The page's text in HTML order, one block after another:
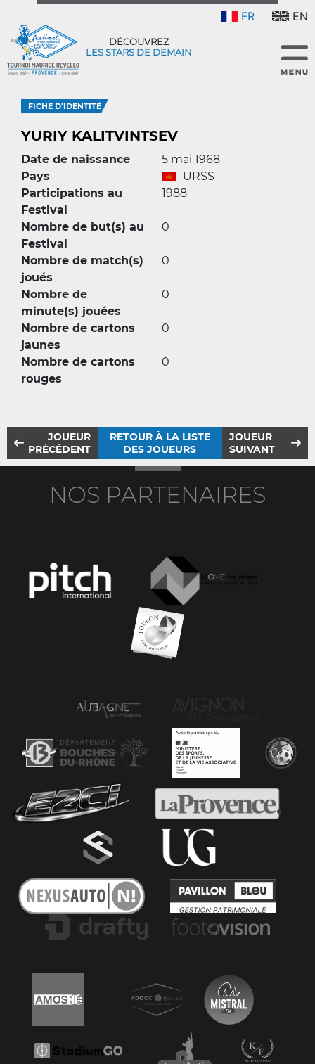
FR EN
DÉCOUVREZ
LES STARS DE DEMAIN
FICHE D'IDENTITÉ
YURIY KALITVINTSEV
Date de naissance
5 mai 1968
Pays
URSS
Participations au
Festival
1988
Nombre de but(s) au
Festival
0
Nombre de match(s)
joués
0
Nombre de
minute(s) jouées
0
Nombre de cartons
jaunes
0
Nombre de cartons
rouges
0
JOUEUR
PRÉCÉDENT
RETOUR À LA LISTE
DES JOUEURS
JOUEUR
SUIVANT
NOS PARTENAIRES